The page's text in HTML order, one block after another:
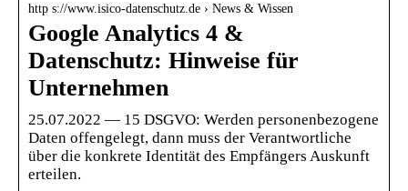
http s://www.isico-datenschutz.de › News & Wissen
Google Analytics 4 &
Datenschutz: Hinweise für
Unternehmen
25.07.2022 — 15 DSGVO: Werden personenbezogene
Daten offengelegt, dann muss der Verantwortliche
über die konkrete Identität des Empfängers Auskunft
erteilen.